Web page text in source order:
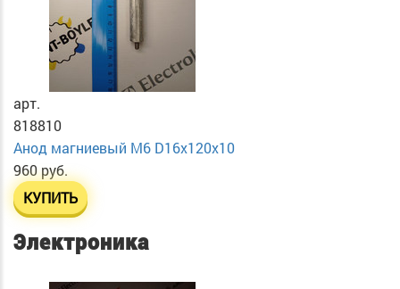
арт.
818810
Анод магниевый М6 D16х120х10
960 руб.
КУПИТЬ
Электроника